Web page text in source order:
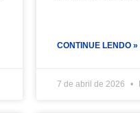
CONTINUE LENDO »
7 de abril de 2026